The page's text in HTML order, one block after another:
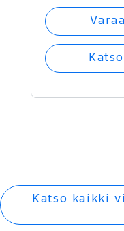
Katso kaikki